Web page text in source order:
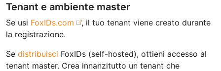
Tenant e ambiente master
Se usi FoxIDs.com
, il tuo tenant viene creato durante
la registrazione.
Se distribuisci FoxIDs (self-hosted), ottieni accesso al
tenant master. Crea innanzitutto un tenant che